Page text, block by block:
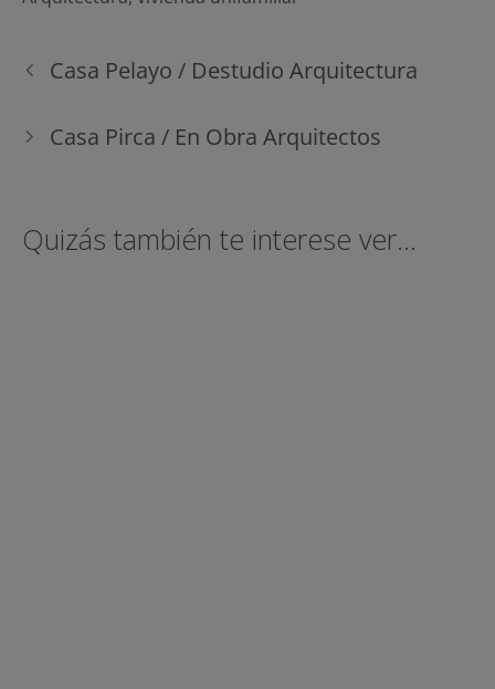
Navegación
Casa Pelayo / Destudio Arquitectura
Casa Pirca / En Obra Arquitectos
Quizás también te interese ver...